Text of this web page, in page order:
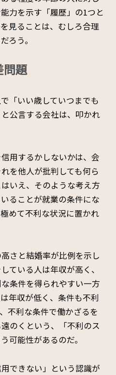
力を示す「履歴」の1つと
見ることは、むしろ合理
ろう。
問題
「いい歳していつまでも
公言する会社は、叩かれ
用するかしないかは、会
を他人が批判しても何ら
いえ、そのような考え方
ることが就業の条件にな
めて不利な状況に置かれ
さと結婚率が比例を示し
ている人は年収が高く、
条件を得られやすい一方
年収が低く、条件も不利
不利な条件で働かざるを
のくという、「不利のス
可能性があるのだ。
できない」という認識が